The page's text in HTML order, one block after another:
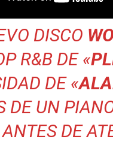
DISCO
R&B DE «
DE «
DE UN
DE